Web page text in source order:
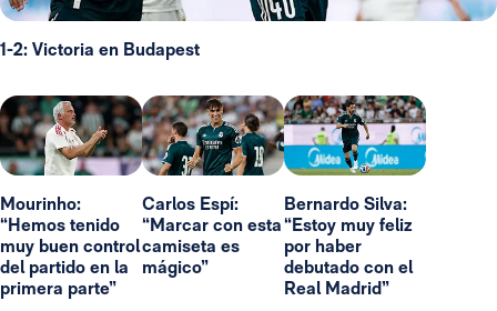
1-2: Victoria en Budapest
Mourinho:
“Hemos tenido
muy buen control
del partido en la
primera parte”
Carlos Espí:
“Marcar con esta
camiseta es
mágico”
Bernardo Silva:
“Estoy muy feliz
por haber
debutado con el
Real Madrid”